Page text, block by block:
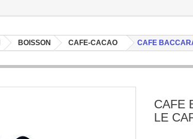
BOISSON CAFE-CACAO CAFE
CAFE
LE